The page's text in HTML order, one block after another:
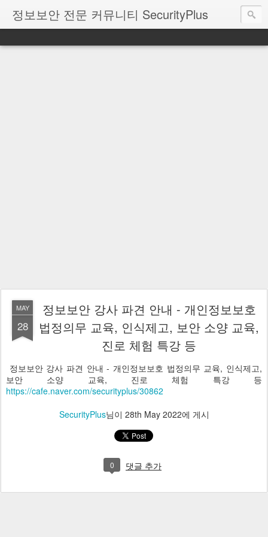
정보보안 전문 커뮤니티 SecurityPlus
MAY
28
정보보안 강사 파견 안내 - 개인정보보호
법정의무 교육, 인식제고, 보안 소양 교육,
진로 체험 특강 등
정보보안 강사 파견 안내 - 개인정보보호 법정의무 교육, 인식제고,
보안 소양 교육, 진로 체험 특강 등
https://cafe.naver.com/securityplus/30862
SecurityPlus님이 28th May 2022에 게시
0 댓글 추가